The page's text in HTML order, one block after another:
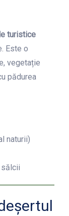
turistice
Este o
vegetație
pădurea
naturii)